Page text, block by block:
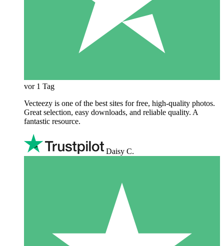
vor 1 Tag
Vecteezy is one of the best sites for free, high‑quality photos.
Great selection, easy downloads, and reliable quality. A
fantastic resource.
Daisy C.